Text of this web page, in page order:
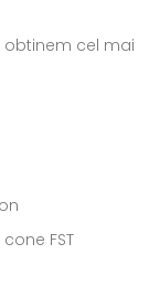
obtinem cel mai
FST